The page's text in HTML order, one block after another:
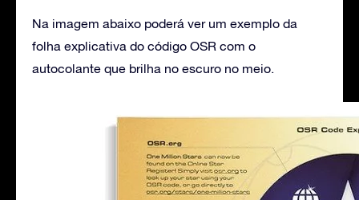
Na imagem abaixo poderá ver um exemplo da
folha explicativa do código OSR com o
autocolante que brilha no escuro no meio.